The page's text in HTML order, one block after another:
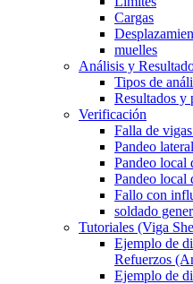
Cargas
muelles
Análisis y
Tipos de
Resultados y
Verificación
Falla de
Pandeo
Pandeo local
Pandeo local
Fallo con
soldado
Tutoriales (Viga
Ejemplo de
Refuerzos
Ejemplo de